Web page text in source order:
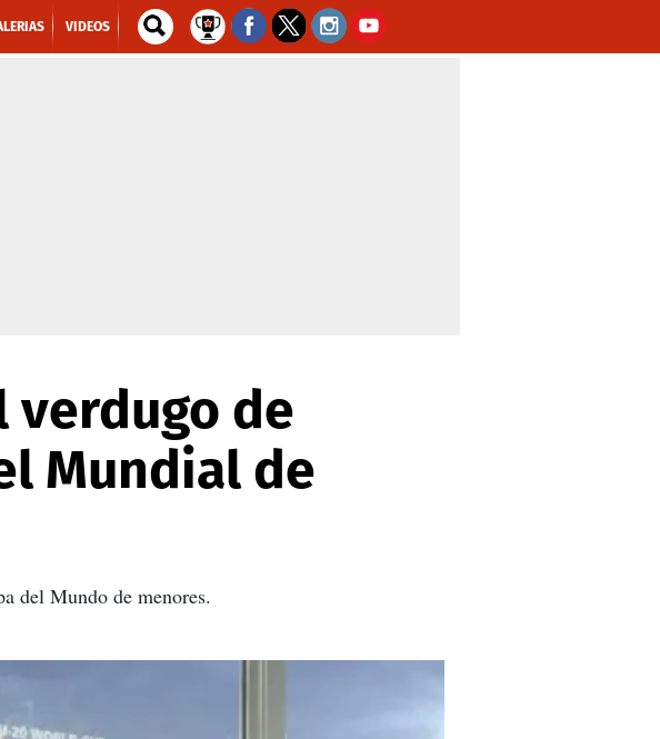
VIDEOS
verdugo de
Mundial de
del Mundo de menores.